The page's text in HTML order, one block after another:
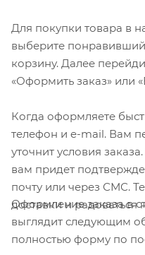
Для покупки товара в
выберите
корзину. Далее
«Оформить заказ» или
Когда оформляете
телефон и e-mail. Вам
уточнит условия
вам придет
почту или через СМС.
доставки и радоваться
Оформление заказа в
выглядит следующим
полностью форму по